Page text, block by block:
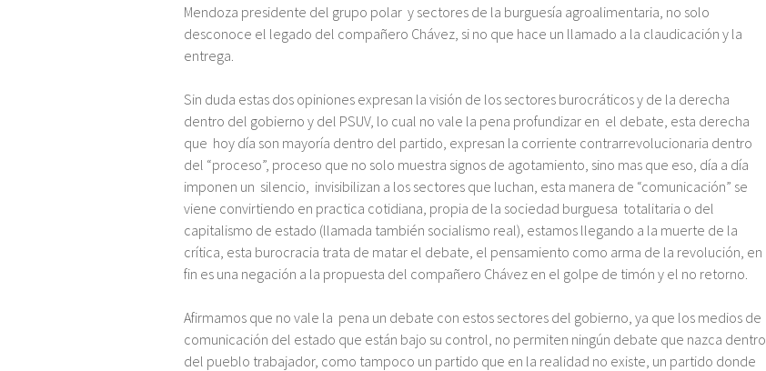
Mendoza presidente del grupo polar y sectores de la burguesía agroalimentaria, no solo
desconoce el legado del compañero Chávez, si no que hace un llamado a la claudicación y la
entrega.
Sin duda estas dos opiniones expresan la visión de los sectores burocráticos y de la derecha
dentro del gobierno y del PSUV, lo cual no vale la pena profundizar en el debate, esta derecha
que hoy día son mayoría dentro del partido, expresan la corriente contrarrevolucionaria dentro
del “proceso”, proceso que no solo muestra signos de agotamiento, sino mas que eso, día a día
imponen un silencio, invisibilizan a los sectores que luchan, esta manera de “comunicación” se
viene convirtiendo en practica cotidiana, propia de la sociedad burguesa totalitaria o del
capitalismo de estado (llamada también socialismo real), estamos llegando a la muerte de la
crítica, esta burocracia trata de matar el debate, el pensamiento como arma de la revolución, en
fin es una negación a la propuesta del compañero Chávez en el golpe de timón y el no retorno.
Afirmamos que no vale la pena un debate con estos sectores del gobierno, ya que los medios de
comunicación del estado que están bajo su control, no permiten ningún debate que nazca dentro
del pueblo trabajador, como tampoco un partido que en la realidad no existe, un partido donde